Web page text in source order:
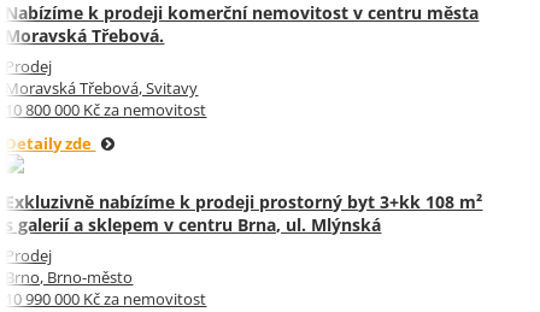
Nabízíme k prodeji komerční nemovitost v centru města
Moravská Třebová.
Prodej
Moravská Třebová, Svitavy
10 800 000 Kč za nemovitost
Detaily zde
Exkluzivně nabízíme k prodeji prostorný byt 3+kk 108 m²
s galerií a sklepem v centru Brna, ul. Mlýnská
Prodej
Brno, Brno-město
10 990 000 Kč za nemovitost